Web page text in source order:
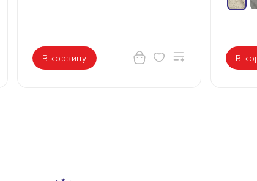
В корзину